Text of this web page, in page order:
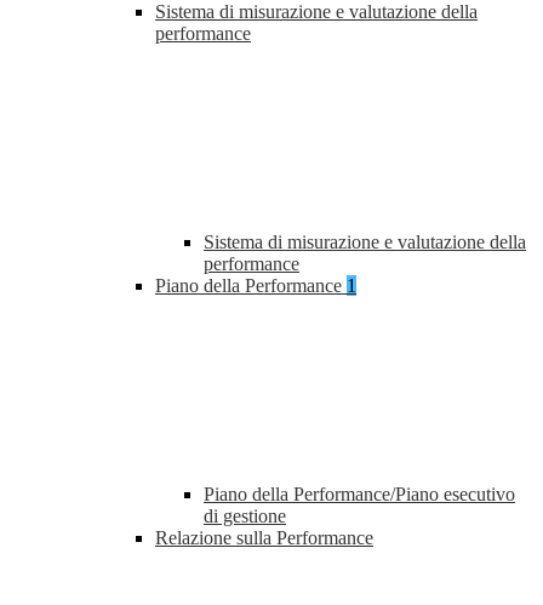
Sistema di misurazione e valutazione della
performance
Sistema di misurazione e valutazione della
performance
Piano della Performance 1
Piano della Performance/Piano esecutivo
di gestione
Relazione sulla Performance